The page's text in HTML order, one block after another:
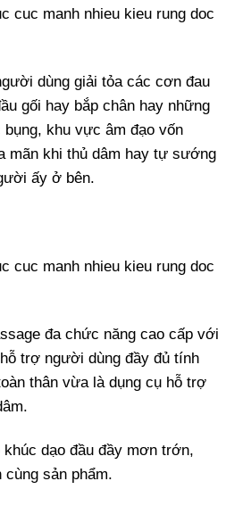
dùng giải tỏa các cơn đau
gối hay bắp chân hay những
khu vực âm đạo vốn
mãn khi thủ dâm hay tự sướng
ấy ở bên.
đa chức năng cao cấp với
trợ người dùng đầy đủ tính
thân vừa là dụng cụ hỗ trợ
dạo đầu đầy mơn trớn,
sản phẩm.